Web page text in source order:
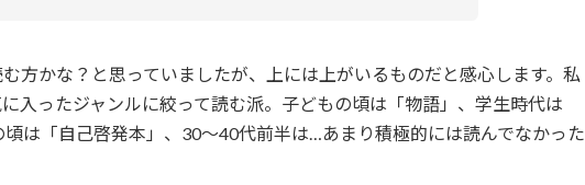
方かな？と思っていましたが、上には上がいるものだと感心します。私
入ったジャンルに絞って読む派。子どもの頃は「物語」、学生時代は
頃は「自己啓発本」、30～40代前半は…あまり積極的には読んでなかった